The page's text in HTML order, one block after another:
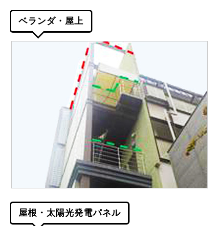
ベランダ・屋上
屋根・太陽光発電パネル